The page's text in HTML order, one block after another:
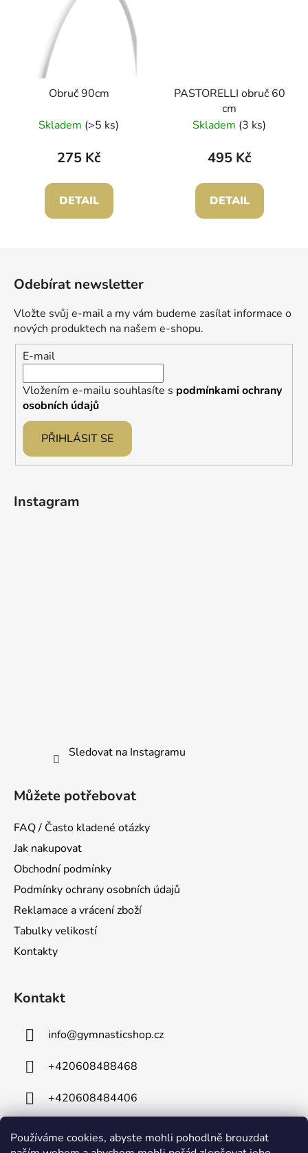
Používáme cookies, abyste mohli pohodlně brouzdat
Obruč 90cm
Skladem (>5 ks)
275 Kč
DETAIL
PASTORELLI obruč 60
cm
Skladem (3 ks)
495 Kč
DETAIL
Odebírat newsletter
Vložte svůj e-mail a my vám budeme zasílat informace o
nových produktech na našem e-shopu.
E-mail
Vložením e-mailu souhlasíte s podmínkami ochrany
osobních údajů
PŘIHLÁSIT SE
Instagram
Sledovat na Instagramu
Můžete potřebovat
FAQ / Často kladené otázky
Jak nakupovat
Obchodní podmínky
Podmínky ochrany osobních údajů
Reklamace a vrácení zboží
Tabulky velikostí
Kontakty
Kontakt
info@gymnasticshop.cz
+420608488468
+420608484406